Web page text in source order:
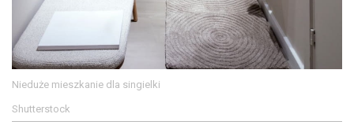
Nieduże mieszkanie dla singielki
Shutterstock